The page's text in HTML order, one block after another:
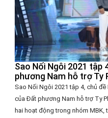
Sao Nối Ngôi 2021 tập
phương Nam hỗ trợ Ty
Sao Nối Ngôi 2021 tập 4, chủ
của Đất phương Nam hỗ trợ Ty
hai hoạt động trong nhóm MBK,